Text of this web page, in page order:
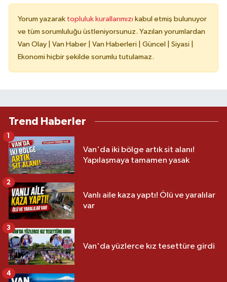
Yorum yazarak topluluk kurallarımızı kabul etmiş bulunuyor
ve tüm sorumluluğu üstleniyorsunuz. Yazılan yorumlardan
Van Olay | Van Haber | Van Haberleri | Güncel | Siyasi |
Ekonomi hiçbir şekilde sorumlu tutulamaz.
Trend Haberler
Van'da iki bölge artık sit alanı!
Yapılaşmaya tamamen yasak
Vanlı aile kaza yaptı! Ölü ve yaralılar
var
2
Van'da yüzlerce kız tesettüre girdi
3
4